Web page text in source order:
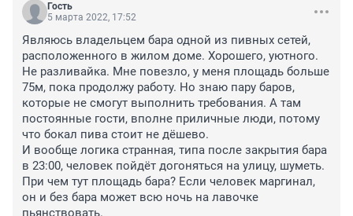
Гость
5 марта 2022, 17:52
Являюсь владельцем бара одной из пивных сетей,
расположенного в жилом доме. Хорошего, уютного.
Не разливайка. Мне повезло, у меня площадь больше
75м, пока продолжу работу. Но знаю пару баров,
которые не смогут выполнить требования. А там
постоянные гости, вполне приличные люди, потому
что бокал пива стоит не дёшево.
И вообще логика странная, типа после закрытия бара
в 23:00, человек пойдёт догоняться на улицу, шуметь.
При чем тут площадь бара? Если человек маргинал,
он и без бара может всю ночь на лавочке
пьянствовать.